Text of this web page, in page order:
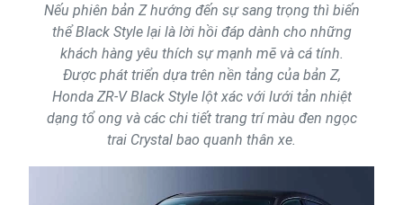
Nếu phiên bản Z hướng đến sự sang trọng thì biến
thể Black Style lại là lời hồi đáp dành cho những
khách hàng yêu thích sự mạnh mẽ và cá tính.
Được phát triển dựa trên nền tảng của bản Z,
Honda ZR-V Black Style lột xác với lưới tản nhiệt
dạng tổ ong và các chi tiết trang trí màu đen ngọc
trai Crystal bao quanh thân xe.